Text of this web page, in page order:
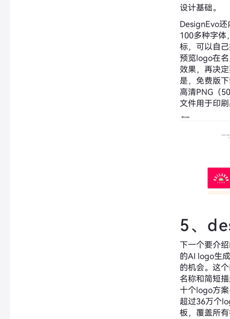
设计基础。
DesignEvo
100多种字体
标，可以自
预览logo在
效果，再决
是，免费版
高清PNG（
文件用于印
5、
下一个要介
的AI logo生
的机会。这
名称和简短
十个logo方
超过36万个
板，覆盖所